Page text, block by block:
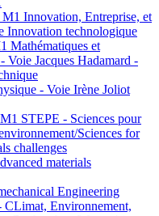
Innovation, Entreprise, et
Innovation technologique
Mathématiques et
Voie Jacques Hadamard -
- Voie Irène Joliot
STEPE - Sciences pour
Sciences for
challenges
materials
Engineering
Environnement,